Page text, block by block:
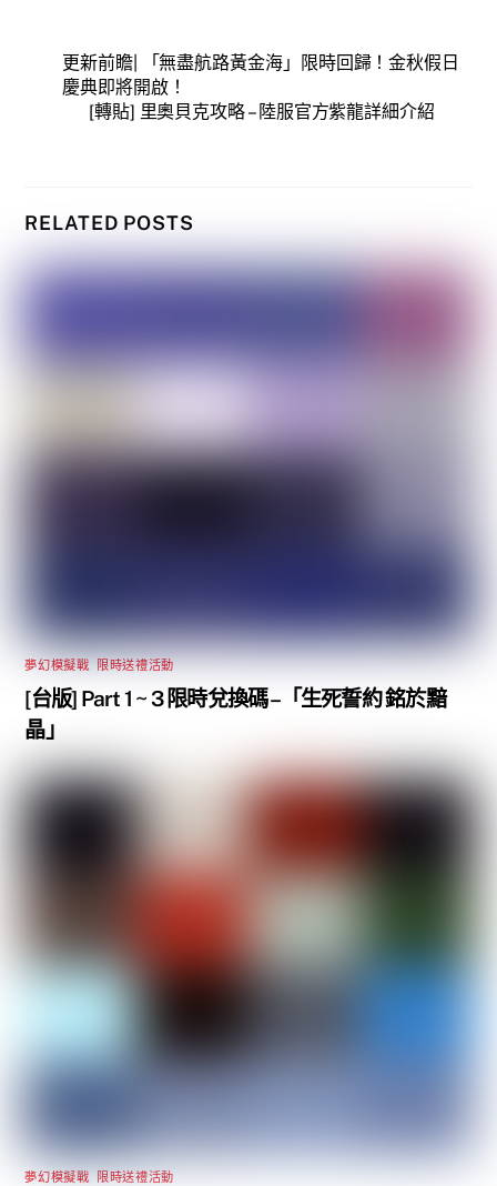
更新前瞻| 「無盡航路黃金海」限時回歸！金秋假日
慶典即將開啟！
[轉貼] 里奧貝克攻略 – 陸服官方紫龍詳細介紹
RELATED POSTS
夢幻模擬戰 限時送禮活動
[台版] Part 1 ~ 3 限時兌換碼 –「生死誓約 銘於黯
晶」
夢幻模擬戰 限時送禮活動